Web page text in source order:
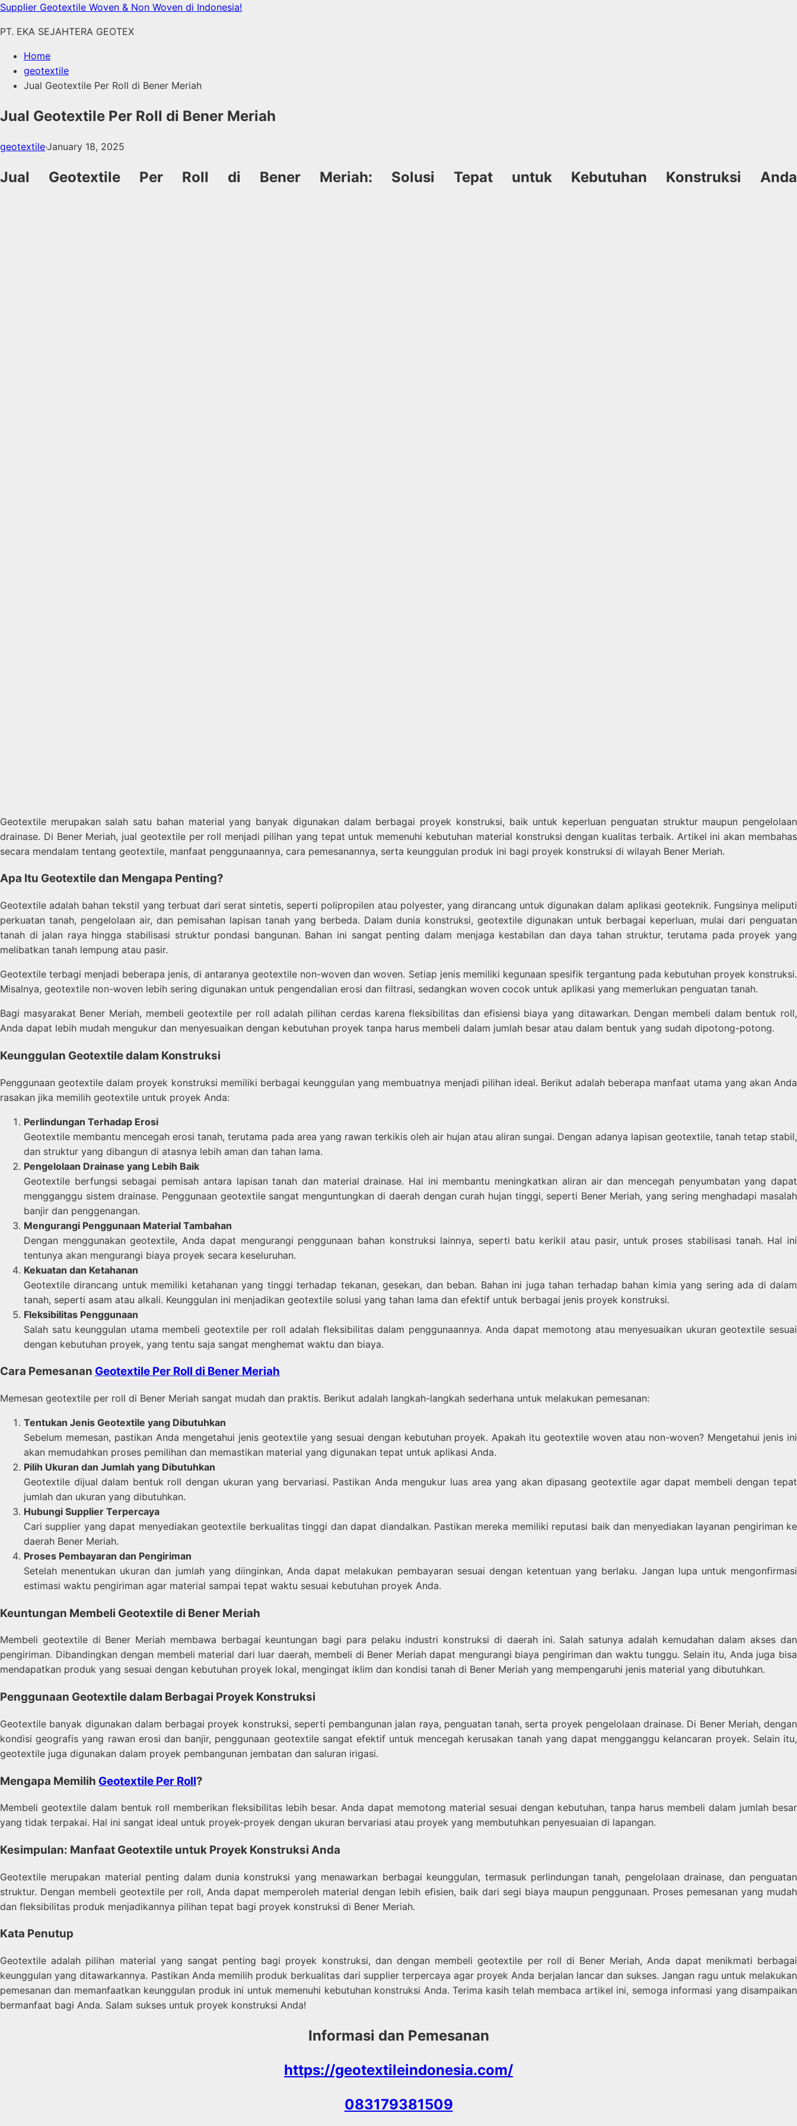
Skip
content
Supplier Geotextile Woven & Non Woven di Indonesia!
PT. EKA SEJAHTERA GEOTEX
Home
geotextile
Jual Geotextile Per Roll di Bener Meriah
Jual Geotextile Per Roll di Bener Meriah
geotextile·January 18, 2025
Jual Geotextile Per Roll di Bener Meriah: Solusi Tepat untuk Kebutuhan Konstruksi Anda
Geotextile merupakan salah satu bahan material yang banyak digunakan dalam berbagai proyek konstruksi, baik untuk keperluan penguatan struktur maupun pengelolaan
drainase. Di Bener Meriah, jual geotextile per roll menjadi pilihan yang tepat untuk memenuhi kebutuhan material konstruksi dengan kualitas terbaik. Artikel ini akan membahas
secara mendalam tentang geotextile, manfaat penggunaannya, cara pemesanannya, serta keunggulan produk ini bagi proyek konstruksi di wilayah Bener Meriah.
Apa Itu Geotextile dan Mengapa Penting?
Geotextile adalah bahan tekstil yang terbuat dari serat sintetis, seperti polipropilen atau polyester, yang dirancang untuk digunakan dalam aplikasi geoteknik. Fungsinya meliputi
perkuatan tanah, pengelolaan air, dan pemisahan lapisan tanah yang berbeda. Dalam dunia konstruksi, geotextile digunakan untuk berbagai keperluan, mulai dari penguatan
tanah di jalan raya hingga stabilisasi struktur pondasi bangunan. Bahan ini sangat penting dalam menjaga kestabilan dan daya tahan struktur, terutama pada proyek yang
melibatkan tanah lempung atau pasir.
Geotextile terbagi menjadi beberapa jenis, di antaranya geotextile non-woven dan woven. Setiap jenis memiliki kegunaan spesifik tergantung pada kebutuhan proyek konstruksi.
Misalnya, geotextile non-woven lebih sering digunakan untuk pengendalian erosi dan filtrasi, sedangkan woven cocok untuk aplikasi yang memerlukan penguatan tanah.
Bagi masyarakat Bener Meriah, membeli geotextile per roll adalah pilihan cerdas karena fleksibilitas dan efisiensi biaya yang ditawarkan. Dengan membeli dalam bentuk roll,
Anda dapat lebih mudah mengukur dan menyesuaikan dengan kebutuhan proyek tanpa harus membeli dalam jumlah besar atau dalam bentuk yang sudah dipotong-potong.
Keunggulan Geotextile dalam Konstruksi
Penggunaan geotextile dalam proyek konstruksi memiliki berbagai keunggulan yang membuatnya menjadi pilihan ideal. Berikut adalah beberapa manfaat utama yang akan Anda
rasakan jika memilih geotextile untuk proyek Anda:
Perlindungan Terhadap Erosi
Geotextile membantu mencegah erosi tanah, terutama pada area yang rawan terkikis oleh air hujan atau aliran sungai. Dengan adanya lapisan geotextile, tanah tetap stabil,
dan struktur yang dibangun di atasnya lebih aman dan tahan lama.
Pengelolaan Drainase yang Lebih Baik
Geotextile berfungsi sebagai pemisah antara lapisan tanah dan material drainase. Hal ini membantu meningkatkan aliran air dan mencegah penyumbatan yang dapat
mengganggu sistem drainase. Penggunaan geotextile sangat menguntungkan di daerah dengan curah hujan tinggi, seperti Bener Meriah, yang sering menghadapi masalah
banjir dan penggenangan.
Mengurangi Penggunaan Material Tambahan
Dengan menggunakan geotextile, Anda dapat mengurangi penggunaan bahan konstruksi lainnya, seperti batu kerikil atau pasir, untuk proses stabilisasi tanah. Hal ini
tentunya akan mengurangi biaya proyek secara keseluruhan.
Kekuatan dan Ketahanan
Geotextile dirancang untuk memiliki ketahanan yang tinggi terhadap tekanan, gesekan, dan beban. Bahan ini juga tahan terhadap bahan kimia yang sering ada di dalam
tanah, seperti asam atau alkali. Keunggulan ini menjadikan geotextile solusi yang tahan lama dan efektif untuk berbagai jenis proyek konstruksi.
Fleksibilitas Penggunaan
Salah satu keunggulan utama membeli geotextile per roll adalah fleksibilitas dalam penggunaannya. Anda dapat memotong atau menyesuaikan ukuran geotextile sesuai
dengan kebutuhan proyek, yang tentu saja sangat menghemat waktu dan biaya.
Cara Pemesanan Geotextile Per Roll di Bener Meriah
Memesan geotextile per roll di Bener Meriah sangat mudah dan praktis. Berikut adalah langkah-langkah sederhana untuk melakukan pemesanan:
Tentukan Jenis Geotextile yang Dibutuhkan
Sebelum memesan, pastikan Anda mengetahui jenis geotextile yang sesuai dengan kebutuhan proyek. Apakah itu geotextile woven atau non-woven? Mengetahui jenis ini
akan memudahkan proses pemilihan dan memastikan material yang digunakan tepat untuk aplikasi Anda.
Pilih Ukuran dan Jumlah yang Dibutuhkan
Geotextile dijual dalam bentuk roll dengan ukuran yang bervariasi. Pastikan Anda mengukur luas area yang akan dipasang geotextile agar dapat membeli dengan tepat
jumlah dan ukuran yang dibutuhkan.
Hubungi Supplier Terpercaya
Cari supplier yang dapat menyediakan geotextile berkualitas tinggi dan dapat diandalkan. Pastikan mereka memiliki reputasi baik dan menyediakan layanan pengiriman ke
daerah Bener Meriah.
Proses Pembayaran dan Pengiriman
Setelah menentukan ukuran dan jumlah yang diinginkan, Anda dapat melakukan pembayaran sesuai dengan ketentuan yang berlaku. Jangan lupa untuk mengonfirmasi
estimasi waktu pengiriman agar material sampai tepat waktu sesuai kebutuhan proyek Anda.
Keuntungan Membeli Geotextile di Bener Meriah
Membeli geotextile di Bener Meriah membawa berbagai keuntungan bagi para pelaku industri konstruksi di daerah ini. Salah satunya adalah kemudahan dalam akses dan
pengiriman. Dibandingkan dengan membeli material dari luar daerah, membeli di Bener Meriah dapat mengurangi biaya pengiriman dan waktu tunggu. Selain itu, Anda juga bisa
mendapatkan produk yang sesuai dengan kebutuhan proyek lokal, mengingat iklim dan kondisi tanah di Bener Meriah yang mempengaruhi jenis material yang dibutuhkan.
Penggunaan Geotextile dalam Berbagai Proyek Konstruksi
Geotextile banyak digunakan dalam berbagai proyek konstruksi, seperti pembangunan jalan raya, penguatan tanah, serta proyek pengelolaan drainase. Di Bener Meriah, dengan
kondisi geografis yang rawan erosi dan banjir, penggunaan geotextile sangat efektif untuk mencegah kerusakan tanah yang dapat mengganggu kelancaran proyek. Selain itu,
geotextile juga digunakan dalam proyek pembangunan jembatan dan saluran irigasi.
Mengapa Memilih Geotextile Per Roll?
Membeli geotextile dalam bentuk roll memberikan fleksibilitas lebih besar. Anda dapat memotong material sesuai dengan kebutuhan, tanpa harus membeli dalam jumlah besar
yang tidak terpakai. Hal ini sangat ideal untuk proyek-proyek dengan ukuran bervariasi atau proyek yang membutuhkan penyesuaian di lapangan.
Kesimpulan: Manfaat Geotextile untuk Proyek Konstruksi Anda
Geotextile merupakan material penting dalam dunia konstruksi yang menawarkan berbagai keunggulan, termasuk perlindungan tanah, pengelolaan drainase, dan penguatan
struktur. Dengan membeli geotextile per roll, Anda dapat memperoleh material dengan lebih efisien, baik dari segi biaya maupun penggunaan. Proses pemesanan yang mudah
dan fleksibilitas produk menjadikannya pilihan tepat bagi proyek konstruksi di Bener Meriah.
Kata Penutup
Geotextile adalah pilihan material yang sangat penting bagi proyek konstruksi, dan dengan membeli geotextile per roll di Bener Meriah, Anda dapat menikmati berbagai
keunggulan yang ditawarkannya. Pastikan Anda memilih produk berkualitas dari supplier terpercaya agar proyek Anda berjalan lancar dan sukses. Jangan ragu untuk melakukan
pemesanan dan memanfaatkan keunggulan produk ini untuk memenuhi kebutuhan konstruksi Anda. Terima kasih telah membaca artikel ini, semoga informasi yang disampaikan
bermanfaat bagi Anda. Salam sukses untuk proyek konstruksi Anda!
Informasi dan Pemesanan
https://geotextileindonesia.com/
083179381509